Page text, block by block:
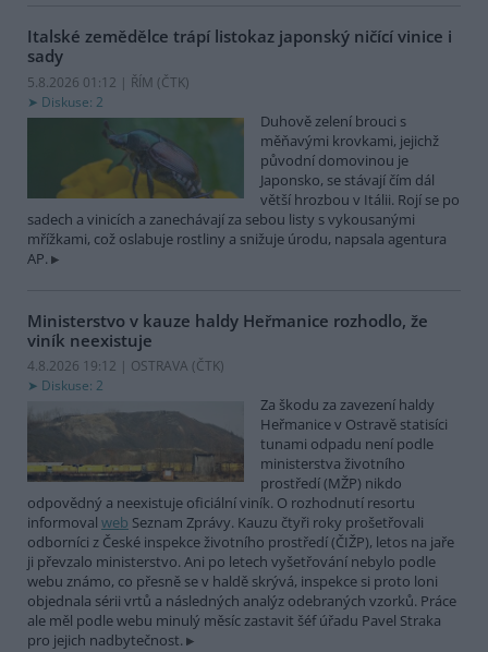
Italské zemědělce trápí listokaz japonský ničící vinice i
sady
5.8.2026 01:12 | ŘÍM (ČTK)
Diskuse: 2
Duhově zelení brouci s
měňavými krovkami, jejichž
původní domovinou je
Japonsko, se stávají čím dál
větší hrozbou v Itálii. Rojí se po
sadech a vinicích a zanechávají za sebou listy s vykousanými
mřížkami, což oslabuje rostliny a snižuje úrodu, napsala agentura
AP.
Ministerstvo v kauze haldy Heřmanice rozhodlo, že
viník neexistuje
4.8.2026 19:12 | OSTRAVA (ČTK)
Diskuse: 2
Za škodu za zavezení haldy
Heřmanice v Ostravě statisíci
tunami odpadu není podle
ministerstva životního
prostředí (MŽP) nikdo
odpovědný a neexistuje oficiální viník. O rozhodnutí resortu
informoval web Seznam Zprávy. Kauzu čtyři roky prošetřovali
odborníci z České inspekce životního prostředí (ČIŽP), letos na jaře
ji převzalo ministerstvo. Ani po letech vyšetřování nebylo podle
webu známo, co přesně se v haldě skrývá, inspekce si proto loni
objednala sérii vrtů a následných analýz odebraných vzorků. Práce
ale měl podle webu minulý měsíc zastavit šéf úřadu Pavel Straka
pro jejich nadbytečnost.